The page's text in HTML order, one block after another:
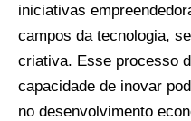
iniciativas
campos da tecnologia,
criativa. Esse processo
capacidade de inovar
no desenvolvimento